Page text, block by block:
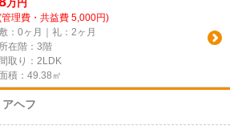
万円
管理費・共益費 5,000円)
敷：0ヶ月｜礼：2ヶ月
所在階：3階
間取り：2LDK
積：49.38㎡
ヘフ